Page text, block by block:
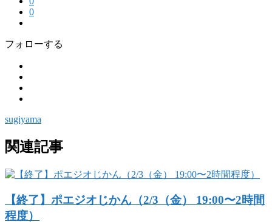
0
フォローする
sugiyama
関連記事
【終了】ポエジオじかん（2/3（金） 19:00〜2時間
程度）